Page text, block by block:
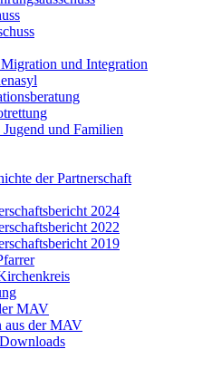
und Integration
und Familien
der Partnerschaft
2024
2022
2019
MAV
aus der MAV